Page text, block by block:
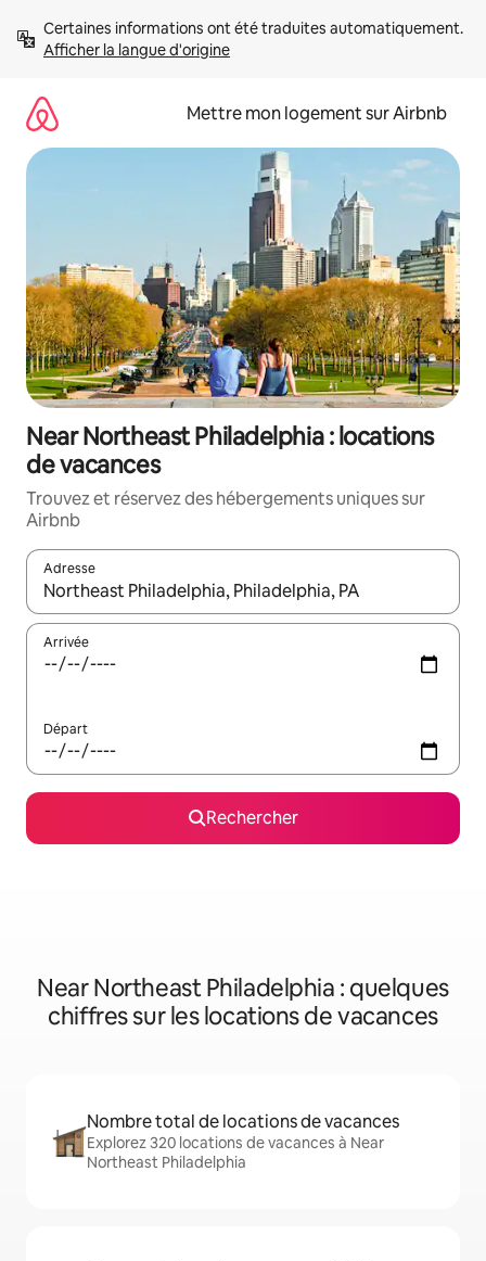
directement
Afficher la langue d'origine
Mettre mon logement sur Airbnb
Near Northeast Philadelphia : locations
de vacances
Trouvez et réservez des hébergements uniques sur
Airbnb
Adresse
Lorsque les résultats s'affichent, utilisez les flèches vers le
Arrivée
Départ
Rechercher
Near Northeast Philadelphia : quelques
chiffres sur les locations de vacances
Nombre total de locations de vacances
Explorez 320 locations de vacances à Near
Northeast Philadelphia